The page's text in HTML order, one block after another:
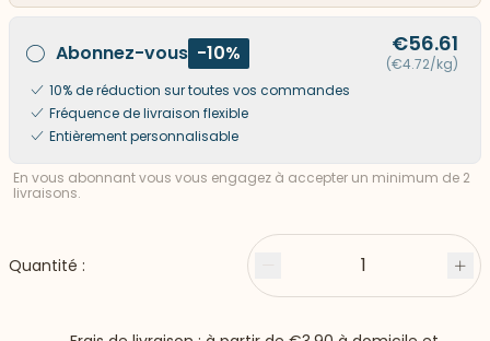
Abonnez-vous -10% €56.61
(€4.72/kg)
10% de réduction sur toutes vos commandes
Fréquence de livraison flexible
Entièrement personnalisable
En vous abonnant vous vous engagez à accepter un minimum de 2
livraisons.
Quantité : Moins 1